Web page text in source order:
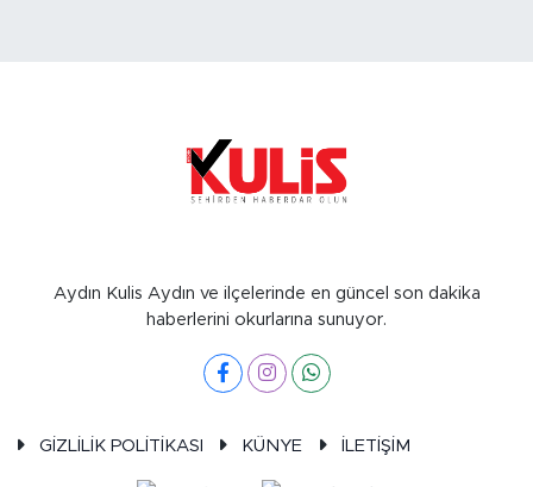
Aydın Kulis Aydın ve ilçelerinde en güncel son dakika
haberlerini okurlarına sunuyor.
GİZLİLİK POLİTİKASI KÜNYE İLETİŞİM